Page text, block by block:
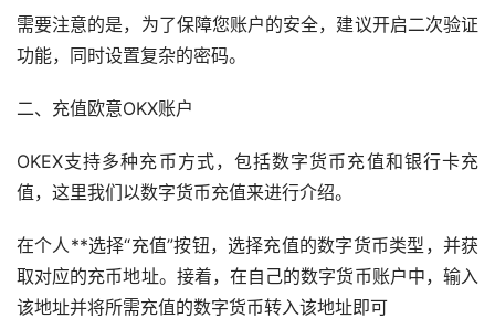
需要注意的是，为了保障您账户的安全，建议开启二次验证
功能，同时设置复杂的密码。
二、充值欧意OKX账户
OKEX支持多种充币方式，包括数字货币充值和银行卡充
值，这里我们以数字货币充值来进行介绍。
在个人**选择“充值”按钮，选择充值的数字货币类型，并获
取对应的充币地址。接着，在自己的数字货币账户中，输入
该地址并将所需充值的数字货币转入该地址即可